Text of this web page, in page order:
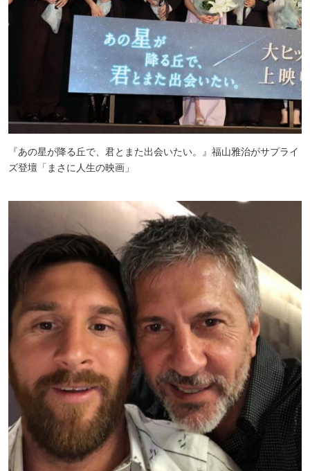
『あの星が降る丘で、君とまた出会いたい。』福山雅治がサプライ
ズ登壇「まさに人生の映画」